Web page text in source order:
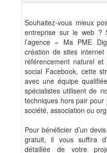
Souhaitez-vous mieux
entreprise sur le web ?
l’agence « Ma PME
création de sites
référencement naturel
social Facebook, cette
avec une équipe
spécialistes utilisent de
techniques hors pair pour
société, association ou
Pour bénéficier d’un
gratuit, il vous suffira
détaillée de votre